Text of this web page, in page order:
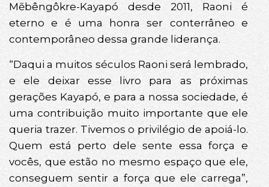
Mẽbêngôkre-Kayapó desde 2011, Raoni é
eterno e é uma honra ser conterrâneo e
contemporâneo dessa grande liderança.
“Daqui a muitos séculos Raoni será lembrado,
e ele deixar esse livro para as próximas
gerações Kayapó, e para a nossa sociedade, é
uma contribuição muito importante que ele
queria trazer. Tivemos o privilégio de apoiá-lo.
Quem está perto dele sente essa força e
vocês, que estão no mesmo espaço que ele,
conseguem sentir a força que ele carrega”,